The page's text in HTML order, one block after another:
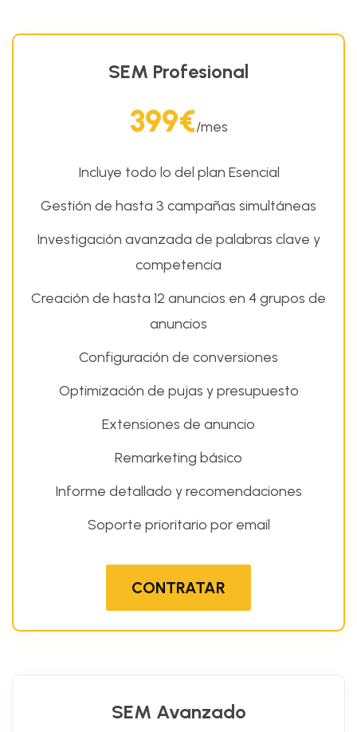
SEM Profesional
399€/mes
Incluye todo lo del plan Esencial
Gestión de hasta 3 campañas simultáneas
Investigación avanzada de palabras clave y
competencia
Creación de hasta 12 anuncios en 4 grupos de
anuncios
Configuración de conversiones
Optimización de pujas y presupuesto
Extensiones de anuncio
Remarketing básico
Informe detallado y recomendaciones
Soporte prioritario por email
CONTRATAR
SEM Avanzado